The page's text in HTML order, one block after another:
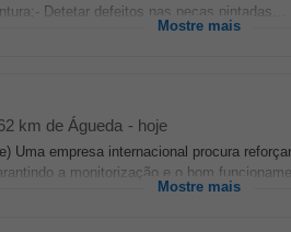
Detetar defeitos nas peças pintadas...
Mostre mais
km de Águeda - hoje
Uma empresa internacional procura
a monitorização e o bom
Mostre mais